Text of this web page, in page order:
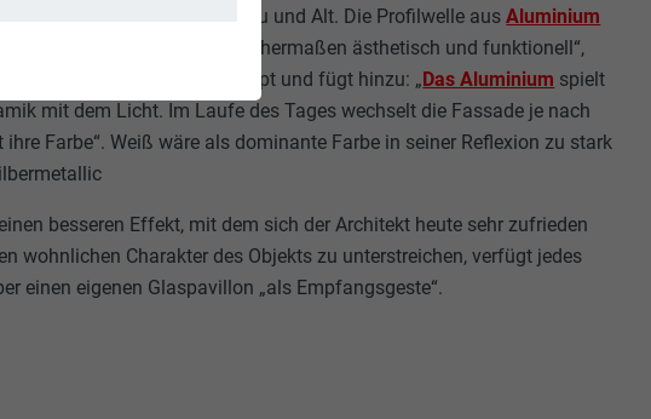
Spannungsfeld zwischen Neu und Alt. Die Profilwelle ausAluminium
Touch und sind gleichermaßen ästhetisch und funktionell“,
das Fassadenkonzept und fügt hinzu: „ Das Aluminium spielt
mit dem Licht. Im Laufe des Tages wechselt die Fassade je nach
ihre Farbe“. Weiß wäre als dominante Farbe in seiner Reflexion zu stark
besseren Effekt, mit dem sich der Architekt heute sehr zufrieden
wohnlichen Charakter des Objekts zu unterstreichen, verfügt jedes
einen eigenen Glaspavillon „als Empfangsgeste“.